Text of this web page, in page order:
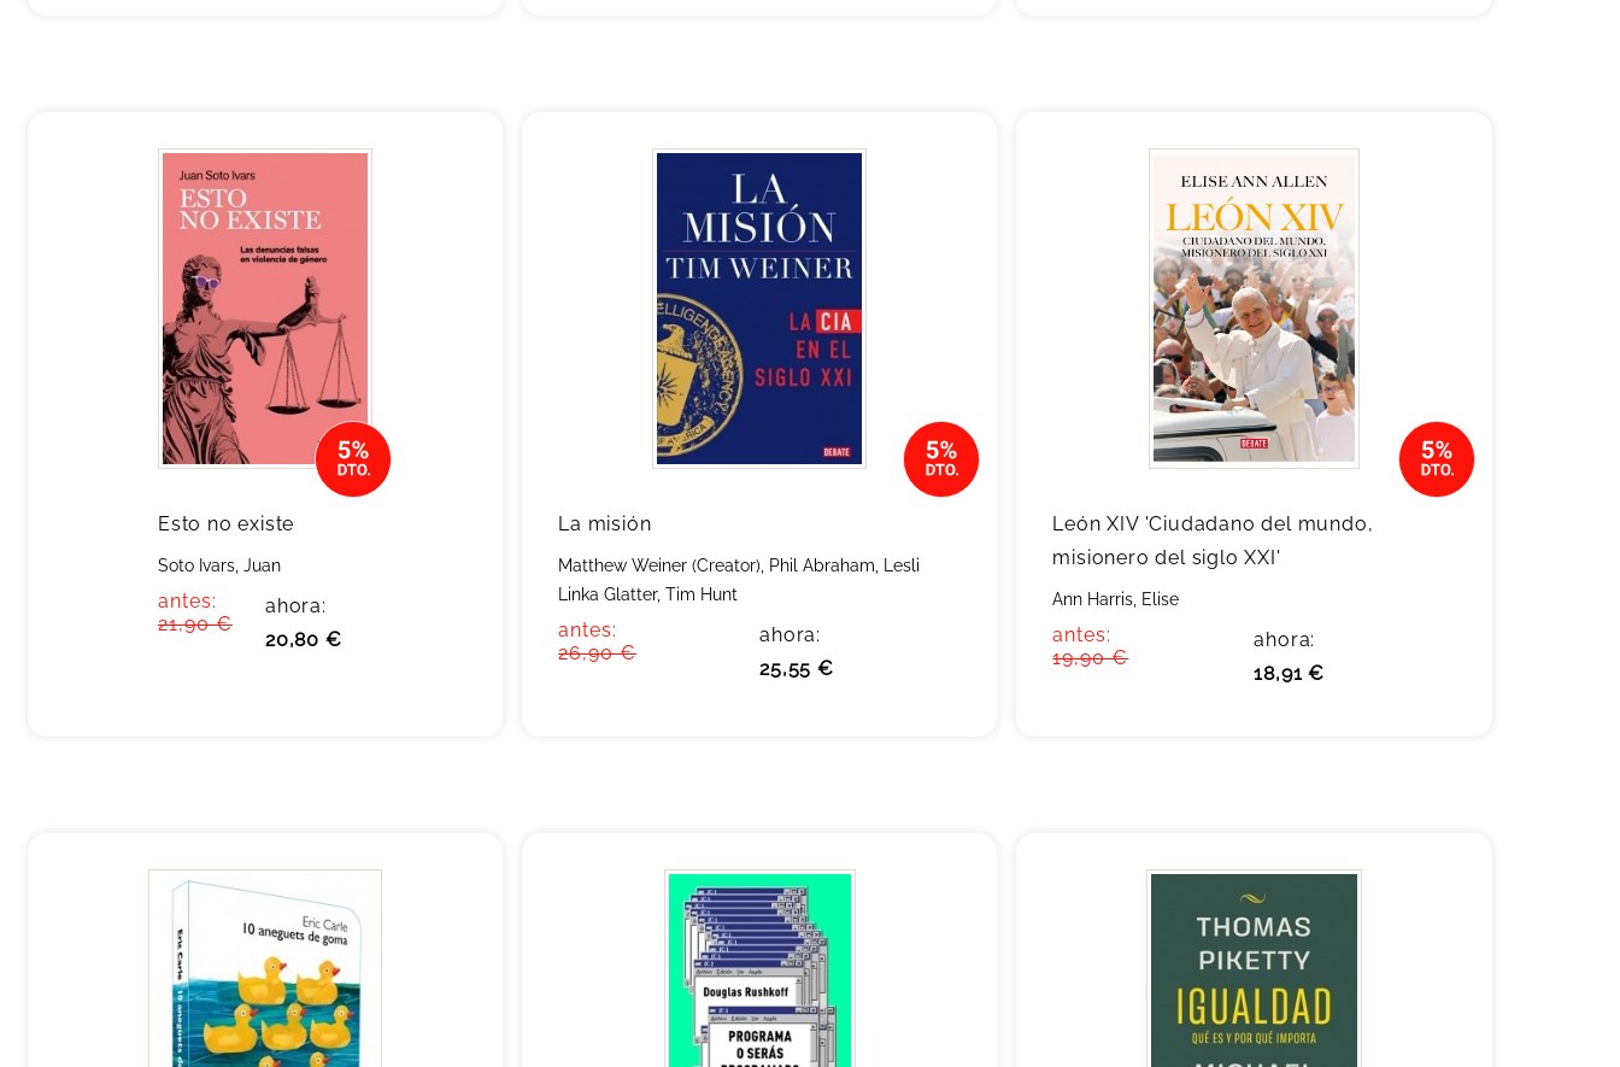
Esto no existe
Soto Ivars, Juan
antes:
21,90 €
ahora:
20,80 €
La misión
Matthew Weiner (Creator), Phil Abraham, Lesli
Linka Glatter, Tim Hunt
antes:
26,90 €
ahora:
25,55 €
León XIV 'Ciudadano del mundo,
misionero del siglo XXI'
Ann Harris, Elise
antes:
19,90 €
ahora:
18,91 €